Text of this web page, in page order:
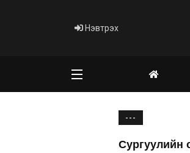
Нэвтрэх
---
Сургуулийн